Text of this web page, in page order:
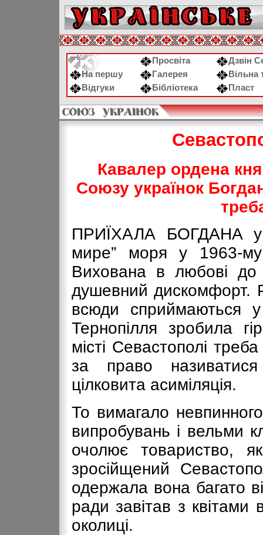
Просвіта
Дзвін
На першу
Галерея
Вільна
Відгуки
Бібліотека Пласт
Кавалер ордена
Союзу українок
ПРИЇХАЛА БОГДАНА у
мире” моря у 1963-
Вихована в любові до
душевний дискомфорт.
всюди сприймаються
Тернопілля зробила
місті Севастополі
за право
цілковита асиміляція.
То вимагало
випробувань і вельми
очолює товариство,
зросійщений
одержала вона багато
ради завітав з
околиці.